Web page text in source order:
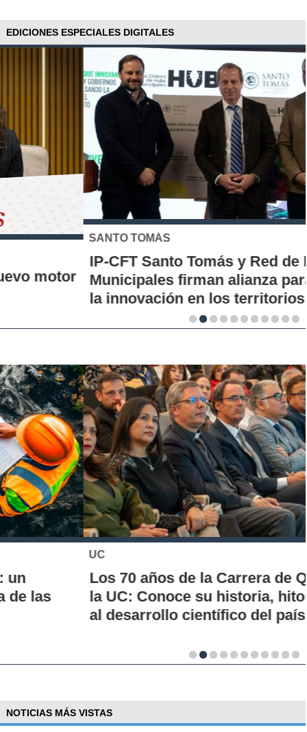
EDICIONES ESPECIALES DIGITALES
SANTO TOMÁS
IP-CFT Santo Tomás y Red de Hubs
Municipales firman alianza para impulsar
la innovación en los territorios
Los 70 años de la Carrera de Química de
la UC: Conoce su historia, hitos y aporte
al desarrollo científico del país
NOTICIAS MÁS VISTAS